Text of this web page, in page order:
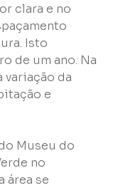
clara e no
Isto
de um ano. Na
variação da
e
Museu do
no
área se